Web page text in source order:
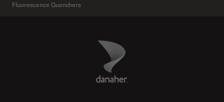
Fluorescence Quenchers
Danaher Logo